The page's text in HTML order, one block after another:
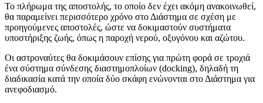
Το πλήρωμα της αποστολής, το οποίο δεν έχει ακόμη ανακοινωθεί,
θα παραμείνει περισσότερο χρόνο στο Διάστημα σε σχέση με
προηγούμενες αποστολές, ώστε να δοκιμαστούν συστήματα
υποστήριξης ζωής, όπως η παροχή νερού, οξυγόνου και αζώτου.
Οι αστροναύτες θα δοκιμάσουν επίσης για πρώτη φορά σε τροχιά
ένα σύστημα σύνδεσης διαστημοπλοίων (docking), δηλαδή τη
διαδικασία κατά την οποία δύο σκάφη ενώνονται στο Διάστημα για
ανεφοδιασμό.